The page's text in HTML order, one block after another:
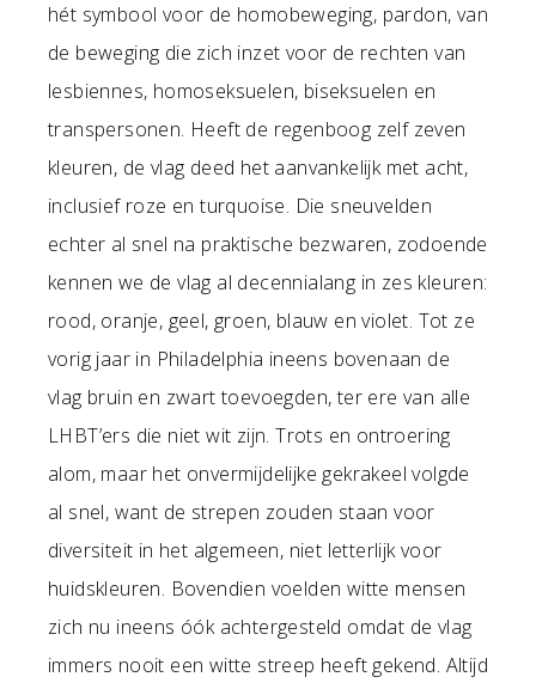
hét symbool voor de homobeweging, pardon, van
de beweging die zich inzet voor de rechten van
lesbiennes, homoseksuelen, biseksuelen en
transpersonen. Heeft de regenboog zelf zeven
kleuren, de vlag deed het aanvankelijk met acht,
inclusief roze en turquoise. Die sneuvelden
echter al snel na praktische bezwaren, zodoende
kennen we de vlag al decennialang in zes kleuren:
rood, oranje, geel, groen, blauw en violet. Tot ze
vorig jaar in Philadelphia ineens bovenaan de
vlag bruin en zwart toevoegden, ter ere van alle
LHBT’ers die niet wit zijn. Trots en ontroering
alom, maar het onvermijdelijke gekrakeel volgde
al snel, want de strepen zouden staan voor
diversiteit in het algemeen, niet letterlijk voor
huidskleuren. Bovendien voelden witte mensen
zich nu ineens óók achtergesteld omdat de vlag
immers nooit een witte streep heeft gekend. Altijd